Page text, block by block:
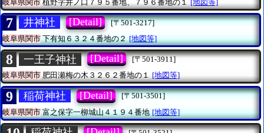
岐阜県関市 植野字井ノ口７９５番地、７９６番地の１ [地図等]
7 井神社 [Detail]
[〒501-3217]
岐阜県関市下有知６３２４番地の２ [地図等]
8 一王子神社 [Detail]
[〒501-3911]
岐阜県関市肥田瀬梅の木３２６２番地の１ [地図等]
9 稲荷神社 [Detail]
[〒501-3501]
岐阜県関市富之保字一柳城山４１９４番地 [地図等]